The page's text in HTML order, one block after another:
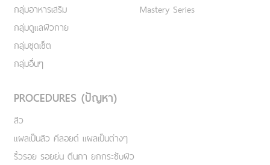
กลุ่มอาหารเสริม
กลุ่มดูแลผิวกาย
กลุ่มชุดเซ็ต
กลุ่มอื่นๆ
Mastery Series
PROCEDURES (ปัญหา)
สิว
แผลเป็นสิว คีลอยด์ แผลเป็นต่างๆ
ริ้วรอย รอยย่น ตีนกา ยกกระชับผิว